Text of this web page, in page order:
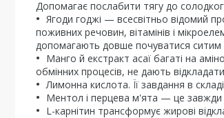
Допомагає послабити тягу до
Ягоди годжі — всесвітньо відомий
поживних речовин, вітамінів і
допомагають довше почуватися ситим
Манго й екстракт асаї багаті на
обмінних процесів, не дають
Лимонна кислота. Її завдання в
Ментол і перцева м'ята — це завжди
L-карнітин трансформує жирові